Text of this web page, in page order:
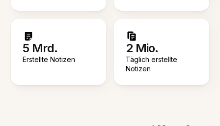
5 Mrd.
Erstellte Notizen
2 Mio.
Täglich erstellte
Notizen